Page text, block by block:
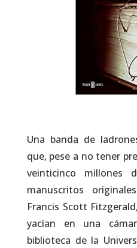
Una banda de
que, pese a no tener
veinticinco millones
manuscritos
Francis Scott
yacían en una
biblioteca de la